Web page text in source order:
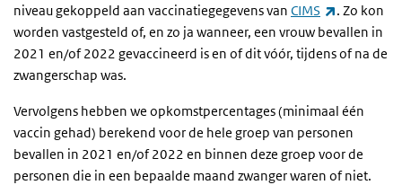
niveau gekoppeld aan vaccinatiegegevens van CIMS (externe
. Zo kon
worden vastgesteld of, en zo ja wanneer, een vrouw bevallen in
2021 en/of 2022 gevaccineerd is en of dit vóór, tijdens of na de
zwangerschap was.
Vervolgens hebben we opkomstpercentages (minimaal één
vaccin gehad) berekend voor de hele groep van personen
bevallen in 2021 en/of 2022 en binnen deze groep voor de
personen die in een bepaalde maand zwanger waren of niet.